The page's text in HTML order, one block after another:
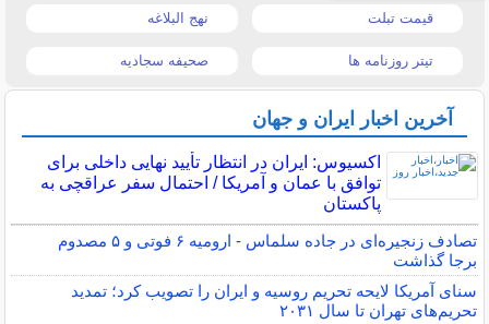
قیمت تبلت نهج البلاغه
تیتر روزنامه ها صحیفه سجادیه
آخرین اخبار ایران و جهان
اکسیوس: ایران در انتظار تأیید نهایی داخلی برای
توافق با عمان و آمریکا / احتمال سفر عراقچی به
پاکستان
تصادف زنجیره‌ای در جاده سلماس - ارومیه ۶ فوتی و ۵ مصدوم
برجا گذاشت
سنای آمریکا لایحه تحریم روسیه و ایران را تصویب کرد؛ تمدید
تحریم‌های تهران تا سال ۲۰۳۱